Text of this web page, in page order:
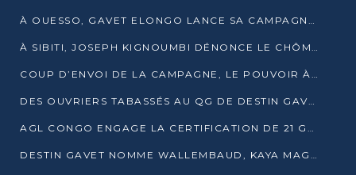
À OUESSO, GAVET ELONGO LANCE SA CAMPAGNE SOUS LE SIGNE DU RENOUVEAU
À SIBITI, JOSEPH KIGNOUMBI DÉNONCE LE CHÔMAGE ET LES DÉFAILLANCES DE L’ÉTAT
COUP D’ENVOI DE LA CAMPAGNE, LE POUVOIR À POINTE-NOIRE, L’OPPOSITION À OUESSO ET SIBITI
DES OUVRIERS TABASSÉS AU QG DE DESTIN GAVET À 24 HEURES DE L’OUVERTURE DE LA CAMPAGNE
AGL CONGO ENGAGE LA CERTIFICATION DE 21 GRUTIERS AUX NORMES INTERNATIONALES
DESTIN GAVET NOMME WALLEMBAUD, KAYA MAGANE, BOUDZIKA ET MBOUSSA-ELLAH AUX COMMANDES DE SA CAMPAGNE